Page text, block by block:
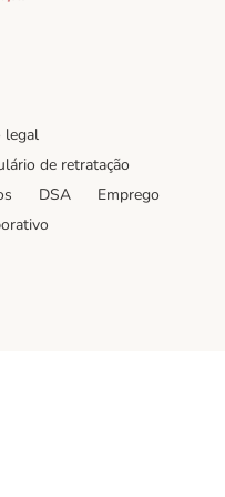
legal
de retratação
DSA
Emprego